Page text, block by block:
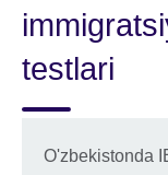
testlari
O'zbekistonda